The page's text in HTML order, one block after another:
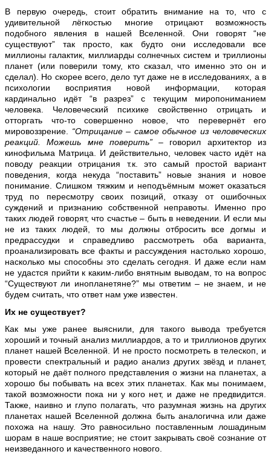
В первую очередь, стоит обратить внимание на то, что с
удивительной лёгкостью многие отрицают возможность
подобного явления в нашей Вселенной. Они говорят “не
существуют” так просто, как будто они исследовали все
миллионы галактик, миллиарды солнечных систем и триллионы
планет (или поверили тому, кто сказал, что именно это он и
сделал). Но скорее всего, дело тут даже не в исследованиях, а в
психологии восприятия новой информации, которая
кардинально идёт “в разрез” с текущим миропониманием
человека. Человеческий психике свойственно отрицать и
отторгать что-то совершенно новое, что перевернёт его
мировоззрение. “Отрицание – самое обычное из человеческих
реакций. Можешь мне поверить”– говорил архитектор из
кинофильма Матрица. И действительно, человек часто идёт на
поводу реакции отрицания т.к. это самый простой вариант
поведения, когда некуда “поставить” новые знания и новое
понимание. Слишком тяжким и неподъёмным может оказаться
труд по пересмотру своих позиций, отказу от ошибочных
суждений и признанию собственной неправоты. Именно про
таких людей говорят, что счастье – быть в неведении. И если мы
не из таких людей, то мы должны отбросить все догмы и
предрассудки и справедливо рассмотреть оба варианта,
проанализировать все факты и рассуждения настолько хорошо,
насколько мы способны это сделать сегодня. И даже если нам
не удастся прийти к каким-либо внятным выводам, то на вопрос
“Существуют ли инопланетяне?” мы ответим – не знаем, и не
будем считать, что ответ нам уже известен.
Их не существует?
Как мы уже ранее выяснили, для такого вывода требуется
хороший и точный анализ миллиардов, а то и триллионов других
планет нашей Вселенной. И не просто посмотреть в телескоп, и
провести спектральный и радио анализ других звёзд и планет,
который не даёт полного представления о жизни на планетах, а
хорошо бы побывать на всех этих планетах. Как мы понимаем,
такой возможности пока ни у кого нет, и даже не предвидится.
Также, наивно и глупо полагать, что разумная жизнь на других
планетах нашей Вселенной должна быть аналогична или даже
похожа на нашу. Это равносильно поставленным лошадиным
шорам в наше восприятие; не стоит закрывать своё сознание от
неизведанного и качественного нового.